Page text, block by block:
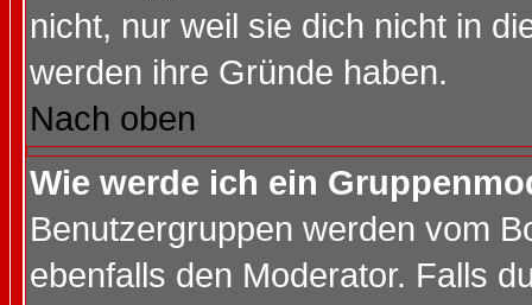
nicht, nur weil sie dich nicht in
werden ihre Gründe haben.
Nach oben
Wie werde ich ein
Benutzergruppen werden vom
ebenfalls den Moderator. Falls